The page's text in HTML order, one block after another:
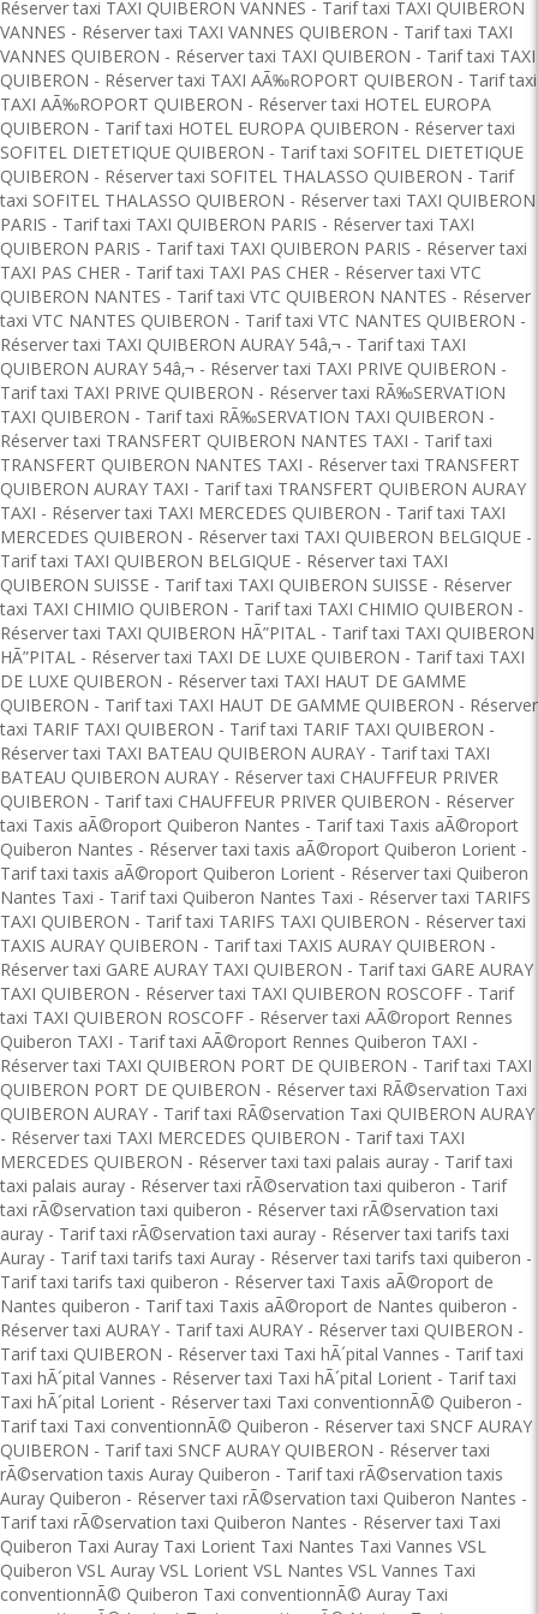
Réserver taxi TAXI QUIBERON VANNES - Tarif taxi TAXI QUIBERON
VANNES - Réserver taxi TAXI VANNES QUIBERON - Tarif taxi TAXI
VANNES QUIBERON - Réserver taxi TAXI QUIBERON - Tarif taxi TAXI
QUIBERON - Réserver taxi TAXI AÃ‰ROPORT QUIBERON - Tarif taxi
TAXI AÃ‰ROPORT QUIBERON - Réserver taxi HOTEL EUROPA
QUIBERON - Tarif taxi HOTEL EUROPA QUIBERON - Réserver taxi
SOFITEL DIETETIQUE QUIBERON - Tarif taxi SOFITEL DIETETIQUE
QUIBERON - Réserver taxi SOFITEL THALASSO QUIBERON - Tarif
taxi SOFITEL THALASSO QUIBERON - Réserver taxi TAXI QUIBERON
PARIS - Tarif taxi TAXI QUIBERON PARIS - Réserver taxi TAXI
QUIBERON PARIS - Tarif taxi TAXI QUIBERON PARIS - Réserver taxi
TAXI PAS CHER - Tarif taxi TAXI PAS CHER - Réserver taxi VTC
QUIBERON NANTES - Tarif taxi VTC QUIBERON NANTES - Réserver
taxi VTC NANTES QUIBERON - Tarif taxi VTC NANTES QUIBERON -
Réserver taxi TAXI QUIBERON AURAY 54â‚¬ - Tarif taxi TAXI
QUIBERON AURAY 54â‚¬ - Réserver taxi TAXI PRIVE QUIBERON -
Tarif taxi TAXI PRIVE QUIBERON - Réserver taxi RÃ‰SERVATION
TAXI QUIBERON - Tarif taxi RÃ‰SERVATION TAXI QUIBERON -
Réserver taxi TRANSFERT QUIBERON NANTES TAXI - Tarif taxi
TRANSFERT QUIBERON NANTES TAXI - Réserver taxi TRANSFERT
QUIBERON AURAY TAXI - Tarif taxi TRANSFERT QUIBERON AURAY
TAXI - Réserver taxi TAXI MERCEDES QUIBERON - Tarif taxi TAXI
MERCEDES QUIBERON - Réserver taxi TAXI QUIBERON BELGIQUE -
Tarif taxi TAXI QUIBERON BELGIQUE - Réserver taxi TAXI
QUIBERON SUISSE - Tarif taxi TAXI QUIBERON SUISSE - Réserver
taxi TAXI CHIMIO QUIBERON - Tarif taxi TAXI CHIMIO QUIBERON -
Réserver taxi TAXI QUIBERON HÃ”PITAL - Tarif taxi TAXI QUIBERON
HÃ”PITAL - Réserver taxi TAXI DE LUXE QUIBERON - Tarif taxi TAXI
DE LUXE QUIBERON - Réserver taxi TAXI HAUT DE GAMME
QUIBERON - Tarif taxi TAXI HAUT DE GAMME QUIBERON - Réserver
taxi TARIF TAXI QUIBERON - Tarif taxi TARIF TAXI QUIBERON -
Réserver taxi TAXI BATEAU QUIBERON AURAY - Tarif taxi TAXI
BATEAU QUIBERON AURAY - Réserver taxi CHAUFFEUR PRIVER
QUIBERON - Tarif taxi CHAUFFEUR PRIVER QUIBERON - Réserver
taxi Taxis aÃ©roport Quiberon Nantes - Tarif taxi Taxis aÃ©roport
Quiberon Nantes - Réserver taxi taxis aÃ©roport Quiberon Lorient -
Tarif taxi taxis aÃ©roport Quiberon Lorient - Réserver taxi Quiberon
Nantes Taxi - Tarif taxi Quiberon Nantes Taxi - Réserver taxi TARIFS
TAXI QUIBERON - Tarif taxi TARIFS TAXI QUIBERON - Réserver taxi
TAXIS AURAY QUIBERON - Tarif taxi TAXIS AURAY QUIBERON -
Réserver taxi GARE AURAY TAXI QUIBERON - Tarif taxi GARE AURAY
TAXI QUIBERON - Réserver taxi TAXI QUIBERON ROSCOFF - Tarif
taxi TAXI QUIBERON ROSCOFF - Réserver taxi AÃ©roport Rennes
Quiberon TAXI - Tarif taxi AÃ©roport Rennes Quiberon TAXI -
Réserver taxi TAXI QUIBERON PORT DE QUIBERON - Tarif taxi TAXI
QUIBERON PORT DE QUIBERON - Réserver taxi RÃ©servation Taxi
QUIBERON AURAY - Tarif taxi RÃ©servation Taxi QUIBERON AURAY
- Réserver taxi TAXI MERCEDES QUIBERON - Tarif taxi TAXI
MERCEDES QUIBERON - Réserver taxi taxi palais auray - Tarif taxi
taxi palais auray - Réserver taxi rÃ©servation taxi quiberon - Tarif
taxi rÃ©servation taxi quiberon - Réserver taxi rÃ©servation taxi
auray - Tarif taxi rÃ©servation taxi auray - Réserver taxi tarifs taxi
Auray - Tarif taxi tarifs taxi Auray - Réserver taxi tarifs taxi quiberon -
Tarif taxi tarifs taxi quiberon - Réserver taxi Taxis aÃ©roport de
Nantes quiberon - Tarif taxi Taxis aÃ©roport de Nantes quiberon -
Réserver taxi AURAY - Tarif taxi AURAY - Réserver taxi QUIBERON -
Tarif taxi QUIBERON - Réserver taxi Taxi hÃ´pital Vannes - Tarif taxi
Taxi hÃ´pital Vannes - Réserver taxi Taxi hÃ´pital Lorient - Tarif taxi
Taxi hÃ´pital Lorient - Réserver taxi Taxi conventionnÃ© Quiberon -
Tarif taxi Taxi conventionnÃ© Quiberon - Réserver taxi SNCF AURAY
QUIBERON - Tarif taxi SNCF AURAY QUIBERON - Réserver taxi
rÃ©servation taxis Auray Quiberon - Tarif taxi rÃ©servation taxis
Auray Quiberon - Réserver taxi rÃ©servation taxi Quiberon Nantes -
Tarif taxi rÃ©servation taxi Quiberon Nantes - Réserver taxi Taxi
Quiberon Taxi Auray Taxi Lorient Taxi Nantes Taxi Vannes VSL
Quiberon VSL Auray VSL Lorient VSL Nantes VSL Vannes Taxi
conventionnÃ© Quiberon Taxi conventionnÃ© Auray Taxi